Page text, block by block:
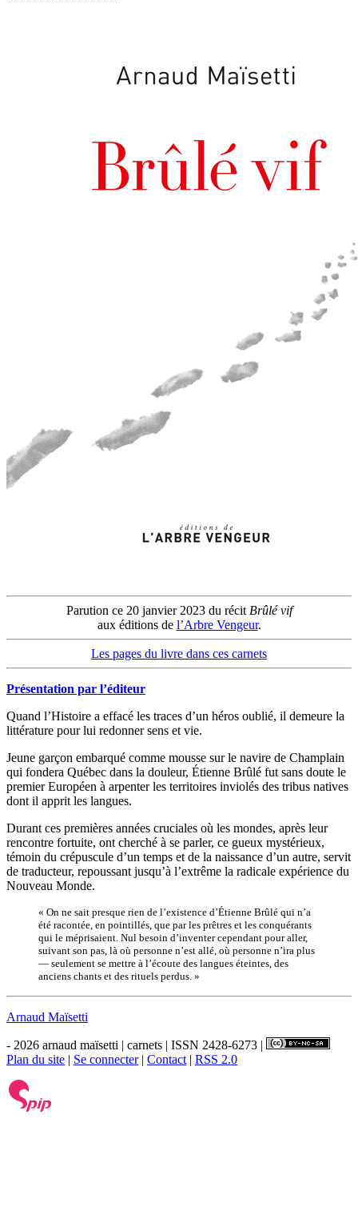
Parution ce 20 janvier 2023 du récit Brûlé vif
aux éditions de l’Arbre Vengeur.
Les pages du livre dans ces carnets
Présentation par l’éditeur
Quand l’Histoire a effacé les traces d’un héros oublié, il demeure la
littérature pour lui redonner sens et vie.
Jeune garçon embarqué comme mousse sur le navire de Champlain
qui fondera Québec dans la douleur, Étienne Brûlé fut sans doute le
premier Européen à arpenter les territoires inviolés des tribus natives
dont il apprit les langues.
Durant ces premières années cruciales où les mondes, après leur
rencontre fortuite, ont cherché à se parler, ce gueux mystérieux,
témoin du crépuscule d’un temps et de la naissance d’un autre, servit
de traducteur, repoussant jusqu’à l’extrême la radicale expérience du
Nouveau Monde.
« On ne sait presque rien de l’existence d’Étienne Brûlé qui n’a
été racontée, en pointillés, que par les prêtres et les conquérants
qui le méprisaient. Nul besoin d’inventer cependant pour aller,
suivant son pas, là où personne n’est allé, où personne n’ira plus
— seulement se mettre à l’écoute des langues éteintes, des
anciens chants et des rituels perdus. »
Arnaud Maïsetti
- 2026 arnaud maïsetti | carnets | ISSN 2428-6273 |
Plan du site | Se connecter| Contact | RSS 2.0